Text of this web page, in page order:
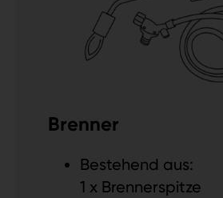
Brenner
Bestehend aus:
1 x Brennerspitze